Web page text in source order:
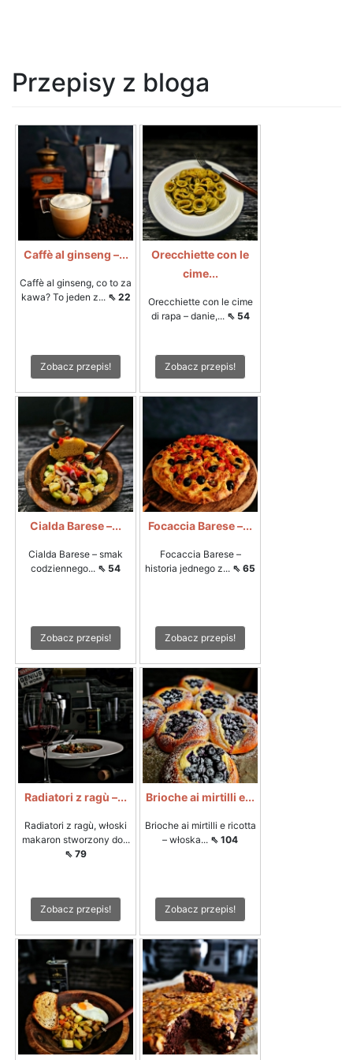
Przepisy z bloga
Caffè al ginseng –...
Caffè al ginseng, co to za
kawa? To jeden z... ⇖ 22
Zobacz przepis!
Orecchiette con le
cime...
Orecchiette con le cime
di rapa – danie,... ⇖ 54
Zobacz przepis!
Cialda Barese –...
Cialda Barese – smak
codziennego... ⇖ 54
Zobacz przepis!
Focaccia Barese –...
Focaccia Barese –
historia jednego z... ⇖ 65
Zobacz przepis!
Radiatori z ragù –...
Radiatori z ragù, włoski
makaron stworzony do...
⇖ 79
Zobacz przepis!
Brioche ai mirtilli e...
Brioche ai mirtilli e ricotta
– włoska... ⇖ 104
Zobacz przepis!